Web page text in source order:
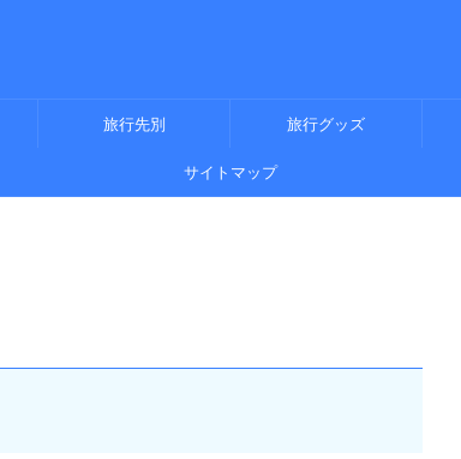
旅行先別 旅行グッズ
サイトマップ